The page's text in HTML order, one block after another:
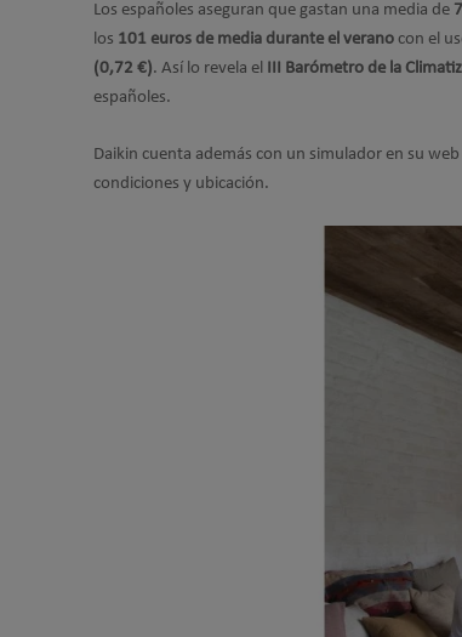
Los españoles aseguran que gastan una media de
los 101 euros de media durante el verano con el
(0,72 €). Así lo revela el III Barómetro de la
españoles.
Daikin cuenta además con un simulador en su
condiciones y ubicación.